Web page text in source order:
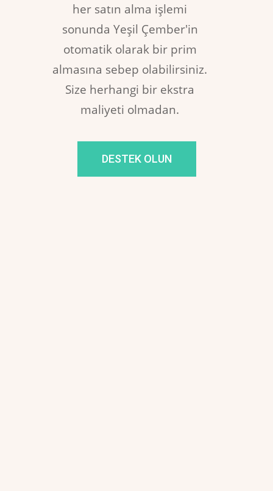
her satın alma işlemi
sonunda Yeşil Çember'in
otomatik olarak bir prim
almasına sebep olabilirsiniz.
Size herhangi bir ekstra
maliyeti olmadan.
DESTEK OLUN